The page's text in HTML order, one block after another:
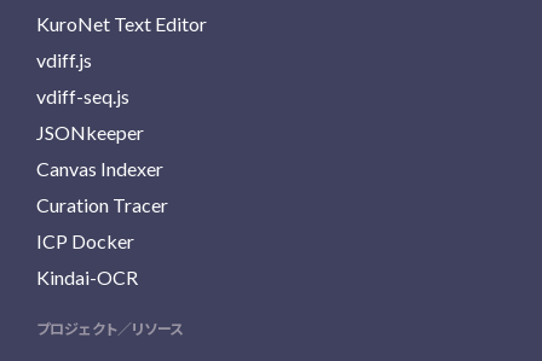
KuroNet Text Editor
vdiff.js
vdiff-seq.js
JSONkeeper
Canvas Indexer
Curation Tracer
ICP Docker
Kindai-OCR
プロジェクト／リソース